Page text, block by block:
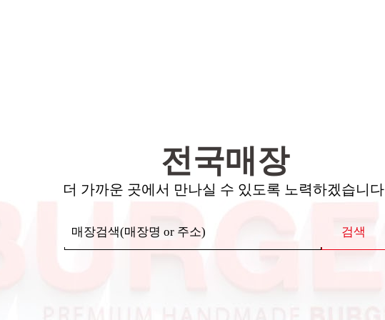
전국매장
더 가까운 곳에서 만나실 수 있도록 노력하겠습니
검색